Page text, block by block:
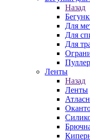
Назад
Для
Для
Для
Ленты
Назад
Ленты